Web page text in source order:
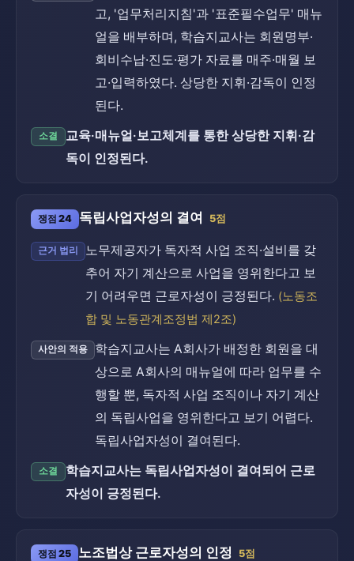
고, '업무처리지침'과 '표준필수업무' 매뉴
얼을 배부하며, 학습지교사는 회원명부·
회비수납·진도·평가 자료를 매주·매월 보
고·입력하였다. 상당한 지휘·감독이 인정
된다.
소결
교육·매뉴얼·보고체계를 통한 상당한 지휘·감
독이 인정된다.
쟁점 24 독립사업자성의 결여 5점
근거 법리
노무제공자가 독자적 사업 조직·설비를 갖
추어 자기 계산으로 사업을 영위한다고 보
기 어려우면 근로자성이 긍정된다. (노동조
합 및 노동관계조정법 제2조)
사안의 적용
학습지교사는 A회사가 배정한 회원을 대
상으로 A회사의 매뉴얼에 따라 업무를 수
행할 뿐, 독자적 사업 조직이나 자기 계산
의 독립사업을 영위한다고 보기 어렵다.
독립사업자성이 결여된다.
소결
학습지교사는 독립사업자성이 결여되어 근로
자성이 긍정된다.
쟁점 25 노조법상 근로자성의 인정 5점